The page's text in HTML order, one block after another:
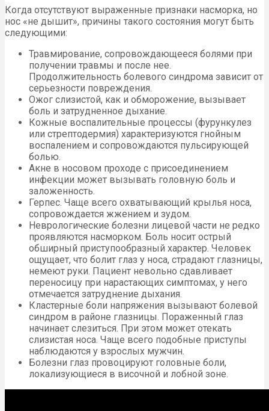
Когда отсутствуют выраженные признаки насморка, но
нос «не дышит», причины такого состояния могут быть
следующими:
Травмирование, сопровождающееся болями при
получении травмы и после нее.
Продолжительность болевого синдрома зависит от
серьезности повреждения.
Ожог слизистой, как и обморожение, вызывает
боль и затрудненное дыхание.
Кожные воспалительные процессы (фурункулез
или стрептодермия) характеризуются гнойным
воспалением и сопровождаются пульсирующей
болью.
Акне в носовом проходе с присоединением
инфекции может вызывать головную боль и
заложенность.
Герпес. Чаще всего охватывающий крылья носа,
сопровождается жжением и зудом.
Неврологические болезни лицевой части не редко
проявляются насморком. Боль носит острый
обширный приступообразный характер. Человек
ощущает, что болит глаз у носа, страдают глазницы,
немеют руки. Пациент невольно сдавливает
переносицу при нарастающих симптомах, у него
отмечается затруднение дыхания.
Кластерные боли напряжения вызывают болевой
синдром в районе глазницы. Пораженный глаз
начинает слезиться. При этом может отекать
слизистая носа. Чаще всего подобные приступы
наблюдаются у взрослых мужчин.
Болезни глаз провоцируют головные боли,
локализующиеся в височной и лобной зоне.